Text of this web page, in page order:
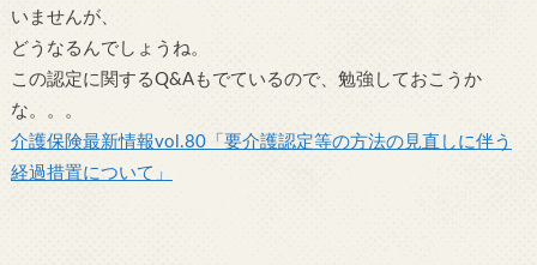
いませんが、
どうなるんでしょうね。
この認定に関するQ&Aもでているので、勉強しておこうか
な。。。
介護保険最新情報vol.80「要介護認定等の方法の見直しに伴う
経過措置について」